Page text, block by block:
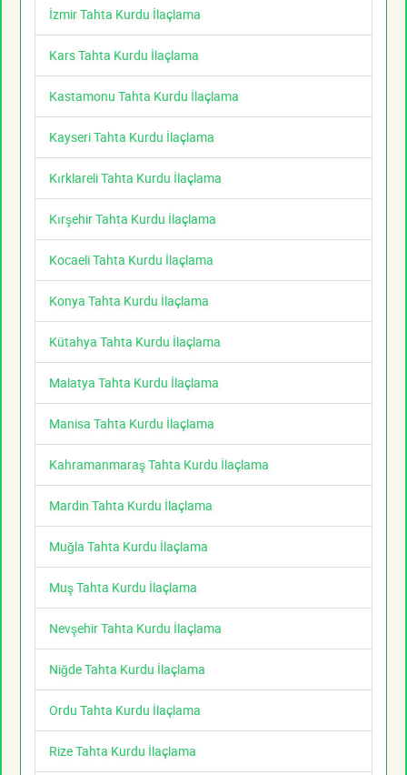
İzmir Tahta Kurdu İlaçlama
Kars Tahta Kurdu İlaçlama
Kastamonu Tahta Kurdu İlaçlama
Kayseri Tahta Kurdu İlaçlama
Kırklareli Tahta Kurdu İlaçlama
Kırşehir Tahta Kurdu İlaçlama
Kocaeli Tahta Kurdu İlaçlama
Konya Tahta Kurdu İlaçlama
Kütahya Tahta Kurdu İlaçlama
Malatya Tahta Kurdu İlaçlama
Manisa Tahta Kurdu İlaçlama
Kahramanmaraş Tahta Kurdu İlaçlama
Mardin Tahta Kurdu İlaçlama
Muğla Tahta Kurdu İlaçlama
Muş Tahta Kurdu İlaçlama
Nevşehir Tahta Kurdu İlaçlama
Niğde Tahta Kurdu İlaçlama
Ordu Tahta Kurdu İlaçlama
Rize Tahta Kurdu İlaçlama